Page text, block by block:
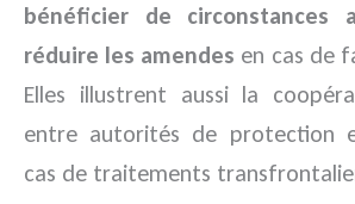
bénéficier de circonstances
réduire les amendes en cas de
Elles illustrent aussi la
entre autorités de protection
cas de traitements